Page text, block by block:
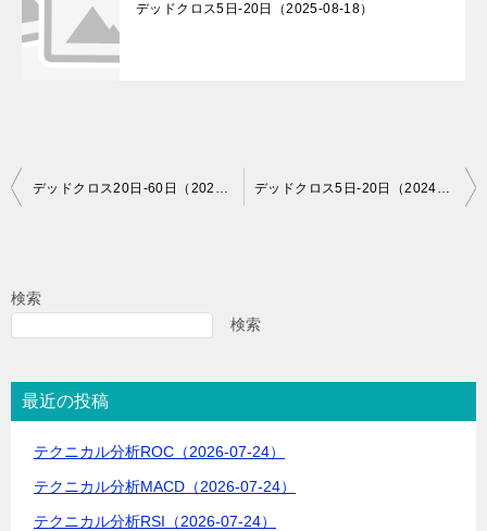
デッドクロス5日-20日（2025-08-18）
投
ビ
シ
ョ
デッドクロス20日-60日（2024-08-09） デッドクロス5日-20日（2024-08-13）
検索
検索
最近の投稿
テクニカル分析ROC（2026-07-24）
テクニカル分析MACD（2026-07-24）
テクニカル分析RSI（2026-07-24）